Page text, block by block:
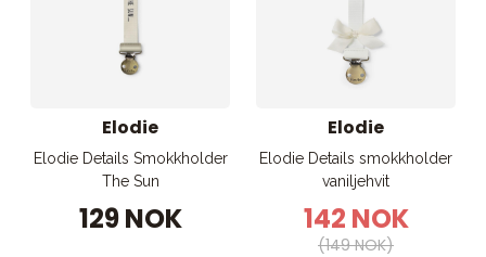
Elodie
Elodie Details Smokkholder
The Sun
129 NOK
Elodie
Elodie Details smokkholder
vaniljehvit
142 NOK
(149 NOK)